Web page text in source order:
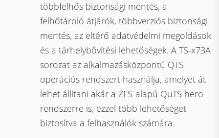
többfelhős biztonsági mentés, a
felhőtároló átjárók, többverziós biztonsági
mentés, az eltérő adatvédelmi megoldások
és a tárhelybővítési lehetőségek. A TS-x73A
sorozat az alkalmazásközpontú QTS
operációs rendszert használja, amelyet át
lehet állítani akár a ZFS-alapú QuTS hero
rendszerre is, ezzel több lehetőséget
biztosítva a felhasználók számára.